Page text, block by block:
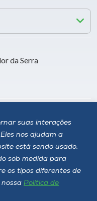
suas interações
nos ajudam a
está sendo usado,
sob medida para
os tipos diferentes de
nossa Política de
da Serra